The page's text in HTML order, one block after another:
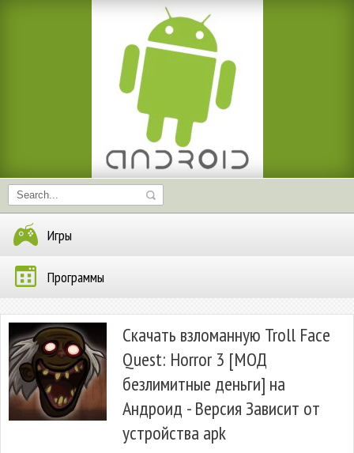
Игры
Программы
Скачать взломанную Troll Face
Quest: Horror 3 [МОД
безлимитные деньги] на
Андроид - Версия Зависит от
устройства apk